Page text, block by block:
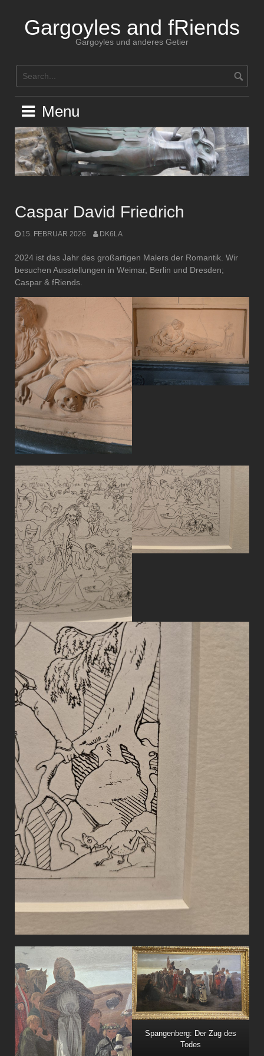
contentGargoyles and fRiends
Gargoyles und anderes Getier
Menu
Caspar David Friedrich
15. FEBRUAR 2026 DK6LA
2024 ist das Jahr des großartigen Malers der Romantik. Wir
besuchen Ausstellungen in Weimar, Berlin und Dresden;
Caspar & fRiends.
Spangenberg: Der Zug des
Todes